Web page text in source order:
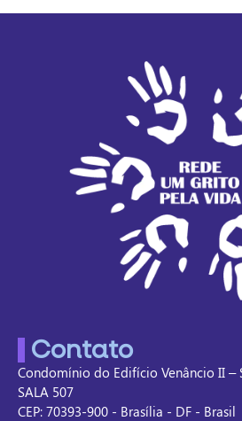
Contato
Condomínio do Edifício Venâncio II –
SALA 507
CEP: 70393-900 - Brasília - DF - Brasil